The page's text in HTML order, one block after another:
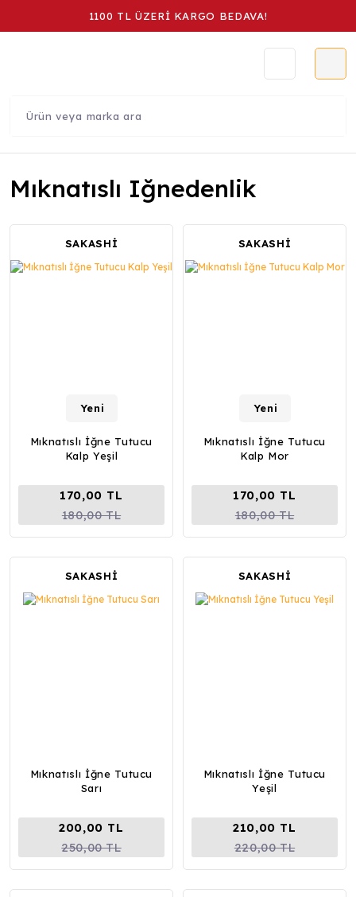
1100 TL ÜZERİ KARGO BEDAVA!
Mıknatıslı Iğnedenlik
SAKASHİ
Yeni
Mıknatıslı İğne Tutucu
Kalp Yeşil
170,00 TL
180,00 TL
SAKASHİ
Yeni
Mıknatıslı İğne Tutucu
Kalp Mor
170,00 TL
180,00 TL
SAKASHİ
Mıknatıslı İğne Tutucu
Sarı
200,00 TL
250,00 TL
SAKASHİ
Mıknatıslı İğne Tutucu
Yeşil
210,00 TL
220,00 TL